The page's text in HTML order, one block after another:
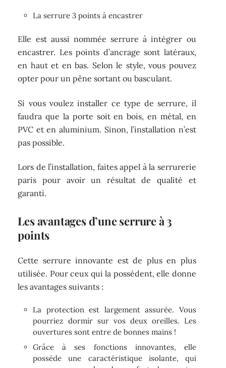
La serrure 3 points à encastrer
Elle est aussi nommée serrure à intégrer ou
encastrer. Les points d’ancrage sont latéraux,
en haut et en bas. Selon le style, vous pouvez
opter pour un pêne sortant ou basculant.
Si vous voulez installer ce type de serrure, il
faudra que la porte soit en bois, en métal, en
PVC et en aluminium. Sinon, l’installation n’est
pas possible.
Lors de l’installation, faites appel à la serrurerie
paris pour avoir un résultat de qualité et
garanti.
Les avantages d’une serrure à 3
points
Cette serrure innovante est de plus en plus
utilisée. Pour ceux qui la possèdent, elle donne
les avantages suivants :
La protection est largement assurée. Vous
pourriez dormir sur vos deux oreilles. Les
ouvertures sont entre de bonnes mains !
Grâce à ses fonctions innovantes, elle
possède une caractéristique isolante, qui